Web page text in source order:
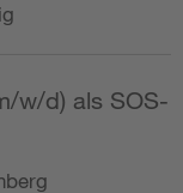
w/d) als SOS-